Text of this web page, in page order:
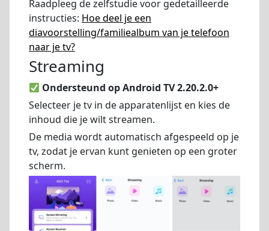
Raadpleeg de zelfstudie voor gedetailleerde
instructies: Hoe deel je een
diavoorstelling/familiealbum van je telefoon
naar je tv?
Streaming
Ondersteund op Android TV 2.20.2.0+
Selecteer je tv in de apparatenlijst en kies de
inhoud die je wilt streamen.
De media wordt automatisch afgespeeld op je
tv, zodat je ervan kunt genieten op een groter
scherm.